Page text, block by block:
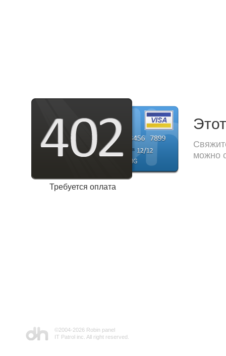
Требуется оплата
можно
©2004-2026 Robin panel
IT Patrol inc. All right reserved.